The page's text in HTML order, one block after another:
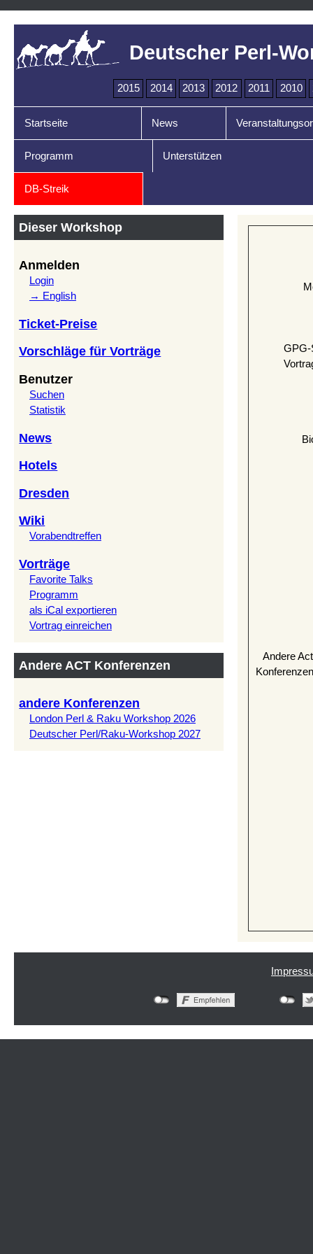
Deutscher Perl-
2015 2014 2013 2012 2011 2010
Startseite News
Programm Unterstützen
DB-Streik
Dieser Workshop
Anmelden
Login
→ English
Ticket-Preise
Vorschläge für Vorträge
Benutzer
Suchen
Statistik
News
Hotels
Dresden
Wiki
Vorabendtreffen
Vorträge
Favorite Talks
Programm
als iCal exportieren
Vortrag einreichen
Andere ACT Konferenzen
andere Konferenzen
London Perl & Raku Workshop 2026
Deutscher Perl/Raku-Workshop 2027
GPG-
Andere